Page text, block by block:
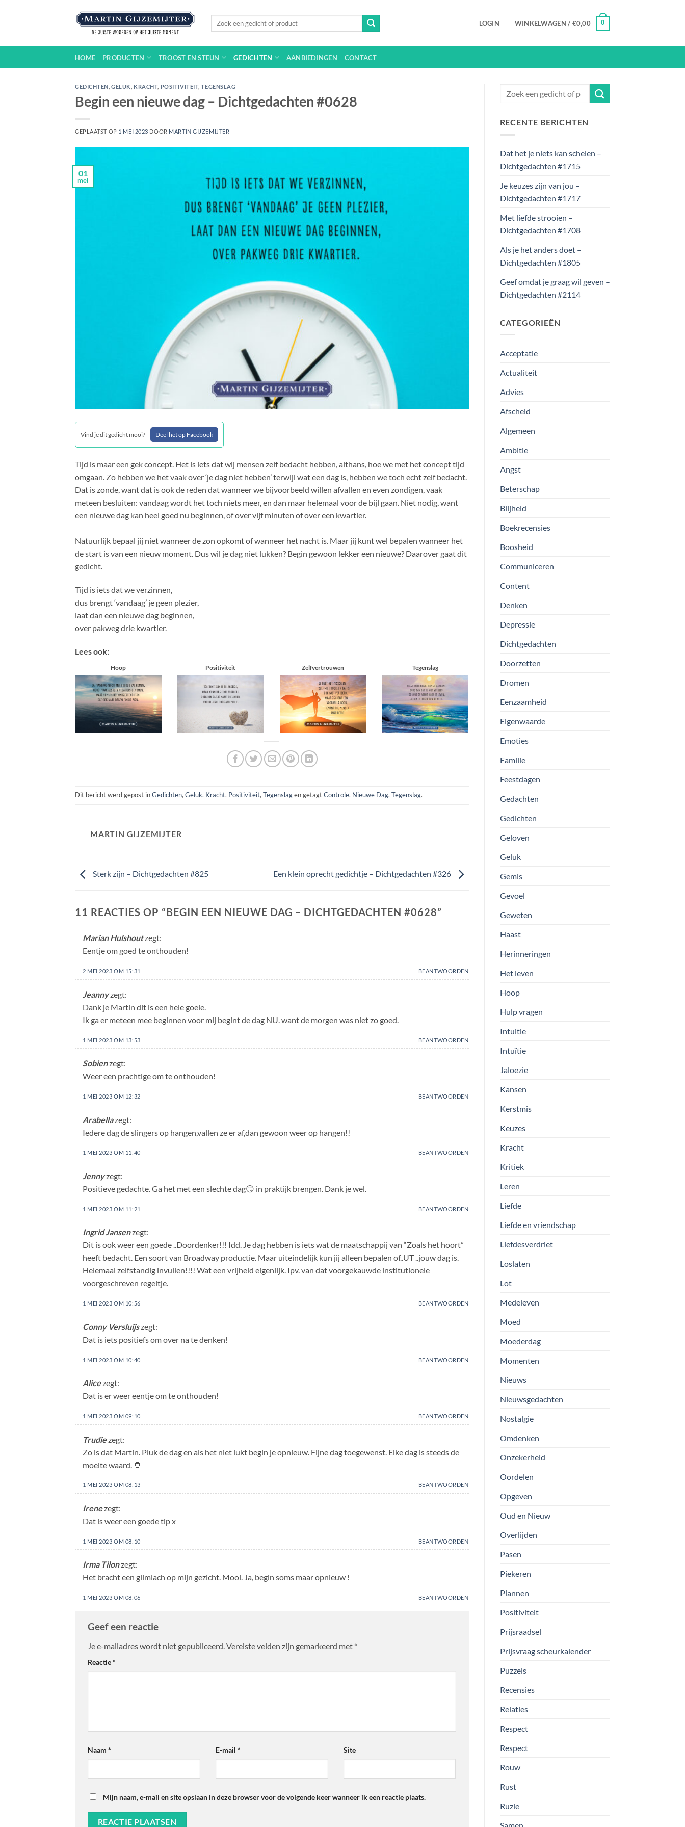
LOGIN WINKELWAGEN / €0,00 0
HOME PRODUCTEN TROOST EN STEUN GEDICHTEN AANBIEDINGEN CONTACT
GEDICHTEN ,GELUK KRACHT, POSITIVITEIT,TEGENSLAG
Begin een nieuwe dag – Dichtgedachten #0628
GEPLAATST OP 1 MEI 2023 DOOR MARTIN GIJZEMIJTER
01
mei
Vind je dit gedicht mooi? Deel het op Facebook
Tijd is maar een gek concept. Het is iets dat wij mensen zelf bedacht hebben, althans, hoe we met het concept tijd
omgaan. Zo hebben we het vaak over ‘je dag niet hebben’ terwijl wat een dag is, hebben we toch echt zelf bedacht.
Dat is zonde, want dat is ook de reden dat wanneer we bijvoorbeeld willen afvallen en even zondigen, vaak
meteen besluiten: vandaag wordt het toch niets meer, en dan maar helemaal voor de bijl gaan. Niet nodig, want
een nieuwe dag kan heel goed nu beginnen, of over vijf minuten of over een kwartier.
Natuurlijk bepaal jij niet wanneer de zon opkomt of wanneer het nacht is. Maar jij kunt wel bepalen wanneer het
de start is van een nieuw moment. Dus wil je dag niet lukken? Begin gewoon lekker een nieuwe? Daarover gaat dit
gedicht.
Tijd is iets dat we verzinnen,
dus brengt ‘vandaag’ je geen plezier,
laat dan een nieuwe dag beginnen,
over pakweg drie kwartier.
Lees ook:
Hoop Positiviteit Zelfvertrouwen Tegenslag
Dit bericht werd gepost inGedichten,Geluk, Kracht, Positiviteit,Tegenslagen getagtControle, Nieuwe Dag,Tegenslag.
MARTIN GIJZEMIJTER
Sterk zijn – Dichtgedachten #825 Een klein oprecht gedichtje – Dichtgedachten #326
11 REACTIES OP “BEGIN EEN NIEUWE DAG – DICHTGEDACHTEN #0628”
Marian Hulshoutzegt:
Eentje om goed te onthouden!
2 MEI 2023 OM 15:31 BEANTWOORDEN
Jeannyzegt:
Dank je Martin dit is een hele goeie.
Ik ga er meteen mee beginnen voor mij begint de dag NU. want de morgen was niet zo goed.
1 MEI 2023 OM 13:53 BEANTWOORDEN
Sobienzegt:
Weer een prachtige om te onthouden!
1 MEI 2023 OM 12:32 BEANTWOORDEN
Arabellazegt:
Iedere dag de slingers op hangen,vallen ze er af,dan gewoon weer op hangen!!
1 MEI 2023 OM 11:40 BEANTWOORDEN
Jennyzegt:
Positieve gedachte. Ga het met een slechte dag😏 in praktijk brengen. Dank je wel.
1 MEI 2023 OM 11:21 BEANTWOORDEN
Ingrid Jansenzegt:
Dit is ook weer een goede ..Doordenker!!! Idd. Je dag hebben is iets wat de maatschappij van “Zoals het hoort”
heeft bedacht. Een soort van Broadway productie. Maar uiteindelijk kun jij alleen bepalen of..UT ..jouw dag is.
Helemaal zelfstandig invullen!!!! Wat een vrijheid eigenlijk. Ipv. van dat voorgekauwde institutionele
voorgeschreven regeltje.
1 MEI 2023 OM 10:56 BEANTWOORDEN
Conny Versluijszegt:
Dat is iets positiefs om over na te denken!
1 MEI 2023 OM 10:40 BEANTWOORDEN
Alicezegt:
Dat is er weer eentje om te onthouden!
1 MEI 2023 OM 09:10 BEANTWOORDEN
Trudiezegt:
Zo is dat Martin. Pluk de dag en als het niet lukt begin je opnieuw. Fijne dag toegewenst. Elke dag is steeds de
moeite waard. 🌻
1 MEI 2023 OM 08:13 BEANTWOORDEN
Irenezegt:
Dat is weer een goede tip x
1 MEI 2023 OM 08:10 BEANTWOORDEN
Irma Tilonzegt:
Het bracht een glimlach op mijn gezicht. Mooi. Ja, begin soms maar opnieuw !
1 MEI 2023 OM 08:06 BEANTWOORDEN
Geef een reactie
Je e-mailadres wordt niet gepubliceerd. Vereiste velden zijn gemarkeerd met *
Reactie*
Naam * E-mail * Site
Mijn naam, e-mail en site opslaan in deze browser voor de volgende keer wanneer ik een reactie plaats.
RECENTE BERICHTEN
Dat het je niets kan schelen –
Dichtgedachten #1715
Je keuzes zijn van jou –
Dichtgedachten #1717
Met liefde strooien –
Dichtgedachten #1708
Als je het anders doet –
Dichtgedachten #1805
Geef omdat je graag wil geven –
Dichtgedachten #2114
CATEGORIEËN
Acceptatie
Actualiteit
Advies
Afscheid
Algemeen
Ambitie
Angst
Beterschap
Blijheid
Boekrecensies
Boosheid
Communiceren
Content
Denken
Depressie
Dichtgedachten
Doorzetten
Dromen
Eenzaamheid
Eigenwaarde
Emoties
Familie
Feestdagen
Gedachten
Gedichten
Geloven
Geluk
Gemis
Gevoel
Geweten
Haast
Herinneringen
Het leven
Hoop
Hulp vragen
Intuitie
Intuïtie
Jaloezie
Kansen
Kerstmis
Keuzes
Kracht
Kritiek
Leren
Liefde
Liefde en vriendschap
Liefdesverdriet
Loslaten
Lot
Medeleven
Moed
Moederdag
Momenten
Nieuws
Nieuwsgedachten
Nostalgie
Omdenken
Onzekerheid
Oordelen
Opgeven
Oud en Nieuw
Overlijden
Pasen
Piekeren
Plannen
Positiviteit
Prijsraadsel
Prijsvraag scheurkalender
Puzzels
Recensies
Relaties
Respect
Respect
Rouw
Rust
Ruzie